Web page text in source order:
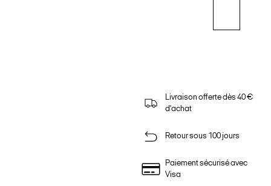
Livraison offerte dès 40 €
d'achat
Retour sous 100 jours
Paiement sécurisé avec
Visa